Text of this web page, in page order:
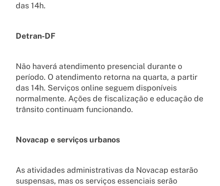
das 14h.
Detran-DF
Não haverá atendimento presencial durante o
período. O atendimento retorna na quarta, a partir
das 14h. Serviços online seguem disponíveis
normalmente. Ações de fiscalização e educação de
trânsito continuam funcionando.
Novacap e serviços urbanos
As atividades administrativas da Novacap estarão
suspensas, mas os serviços essenciais serão